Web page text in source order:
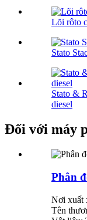
Lõi rôto
Stato
Stato &
diesel
Đối với máy
Phân
Nơi xuất
Tên